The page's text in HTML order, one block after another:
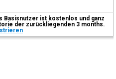
Basisnutzer ist kostenlos und ganz
der zurückliegenden 3 months.